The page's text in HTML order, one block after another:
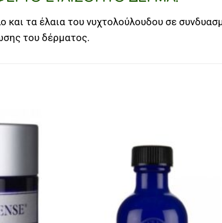
και τα έλαια του νυχτολούλουδου σε
του δέρματος.